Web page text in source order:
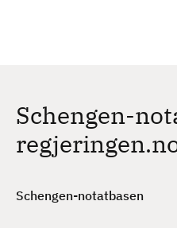
Schengen-
Schengen-notatbasen